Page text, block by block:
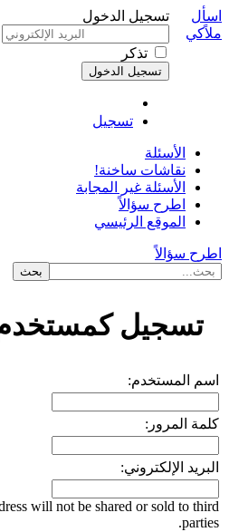
تسجيل الدخول
تذكر
تسجيل
اسأل
ملاًكي
الأسئلة
نقاشات ساخنة!
الأسئلة غير المجابة
اطرح سؤالاً
الموقع الرئيسي
اطرح سؤالاً
تسجيل
اسم المستخدم:
كلمة المرور:
البريد الإلكتروني:
will not be shared or sold to third
parties.